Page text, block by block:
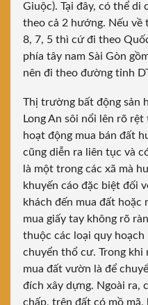
Giuộc). Tại đây, có thể
theo cả 2 hướng. Nếu về
8, 7, 5 thì cứ đi theo
phía tây nam Sài Gòn
nên đi theo đường tỉnh
Thị trường bất động sản
Long An sôi nổi lên rõ
hoạt động mua bán đất
cũng diễn ra liên tục và
là một trong các xã mà
khuyến cáo đặc biệt đối
khách đến mua đất
mua giấy tay không rõ
thuộc các loại quy
chuyển thổ cư. Trong khi
mua đất vườn là để
đích xây dựng. Ngoài ra,
chấp, trên đất có mồ